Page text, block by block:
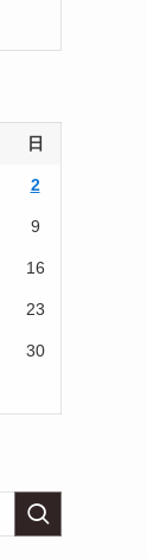
日
2
9
16
23
30